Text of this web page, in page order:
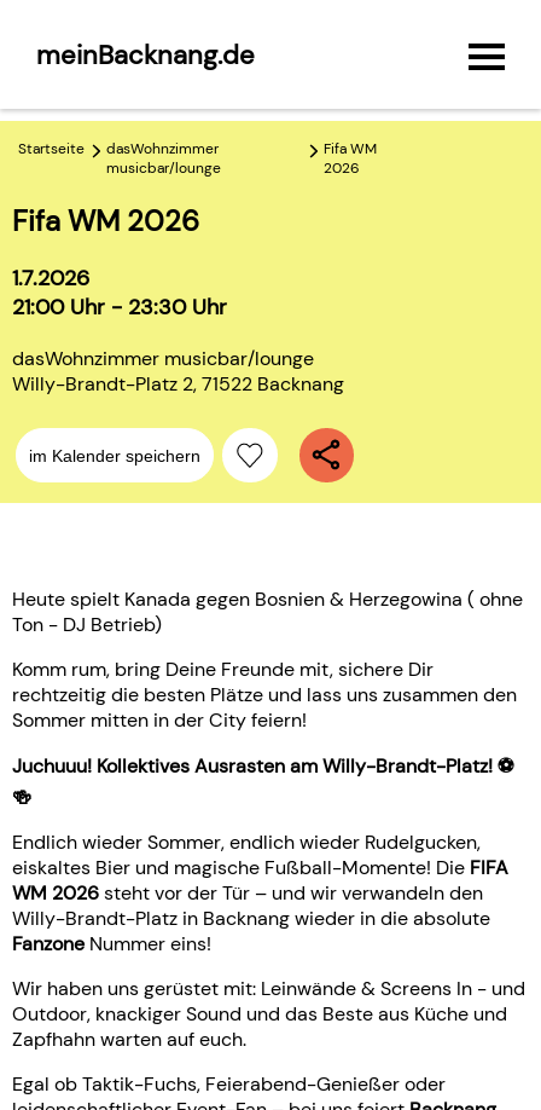
meinBacknang.de
Startseite
dasWohnzimmer
musicbar/lounge
Fifa WM
2026
Fifa WM 2026
1.7.2026
21:00 Uhr - 23:30 Uhr
dasWohnzimmer musicbar/lounge
Willy-Brandt-Platz 2, 71522 Backnang
im Kalender speichern
Heute spielt Kanada gegen Bosnien & Herzegowina ( ohne
Ton - DJ Betrieb)
Komm rum, bring Deine Freunde mit, sichere Dir
rechtzeitig die besten Plätze und lass uns zusammen den
Sommer mitten in der City feiern!
Juchuuu! Kollektives Ausrasten am Willy-Brandt-Platz! ⚽️
🍻
Endlich wieder Sommer, endlich wieder Rudelgucken,
eiskaltes Bier und magische Fußball-Momente! Die FIFA
WM 2026steht vor der Tür – und wir verwandeln den
Willy-Brandt-Platz in Backnang wieder in die absolute
Fanzone Nummer eins!
Wir haben uns gerüstet mit: Leinwände & Screens In - und
Outdoor, knackiger Sound und das Beste aus Küche und
Zapfhahn warten auf euch.
Egal ob Taktik-Fuchs, Feierabend-Genießer oder